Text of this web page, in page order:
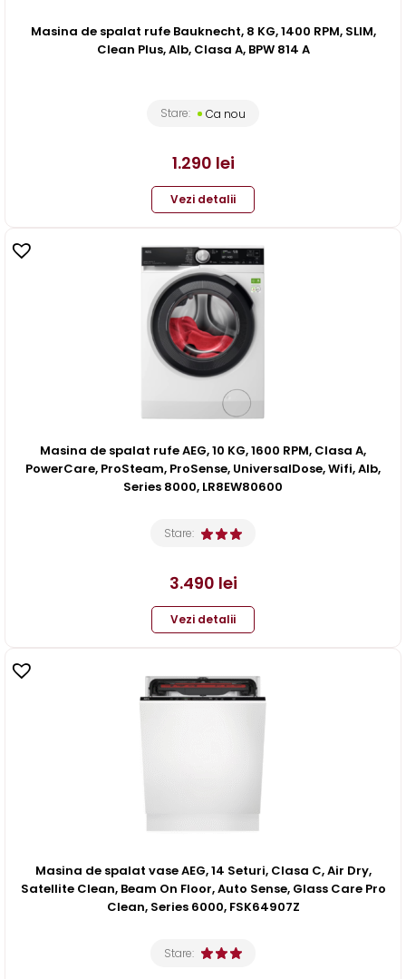
Masina de spalat rufe Bauknecht, 8 KG, 1400 RPM, SLIM,
Clean Plus, Alb, Clasa A, BPW 814 A
Stare: Ca nou
1.290 lei
Vezi detalii
Masina de spalat rufe AEG, 10 KG, 1600 RPM, Clasa A,
PowerCare, ProSteam, ProSense, UniversalDose, Wifi, Alb,
Series 8000, LR8EW80600
Stare:
3.490 lei
Vezi detalii
Masina de spalat vase AEG, 14 Seturi, Clasa C, Air Dry,
Satellite Clean, Beam On Floor, Auto Sense, Glass Care Pro
Clean, Series 6000, FSK64907Z
Stare: